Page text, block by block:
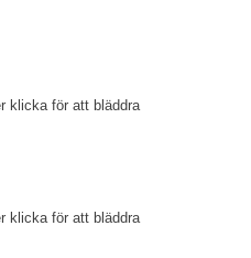
klicka för att bläddra
klicka för att bläddra